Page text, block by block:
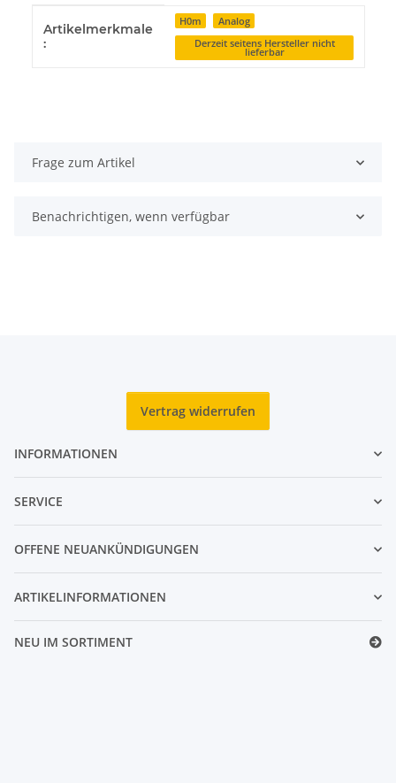
Produkteigenschaft
Wert
Artikelmerkmale
:
H0m
Analog
Derzeit seitens Hersteller nicht
lieferbar
Frage zum Artikel
Benachrichtigen, wenn verfügbar
Vertrag widerrufen
INFORMATIONEN
SERVICE
OFFENE NEUANKÜNDIGUNGEN
ARTIKELINFORMATIONEN
NEU IM SORTIMENT